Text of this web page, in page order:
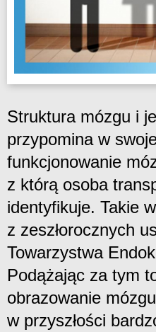
Struktura mózgu i
przypomina w
funkcjonowanie
z którą osoba
identyfikuje. Takie
z zeszłorocznych
Towarzystwa
Podążając za tym
obrazowanie
w przyszłości